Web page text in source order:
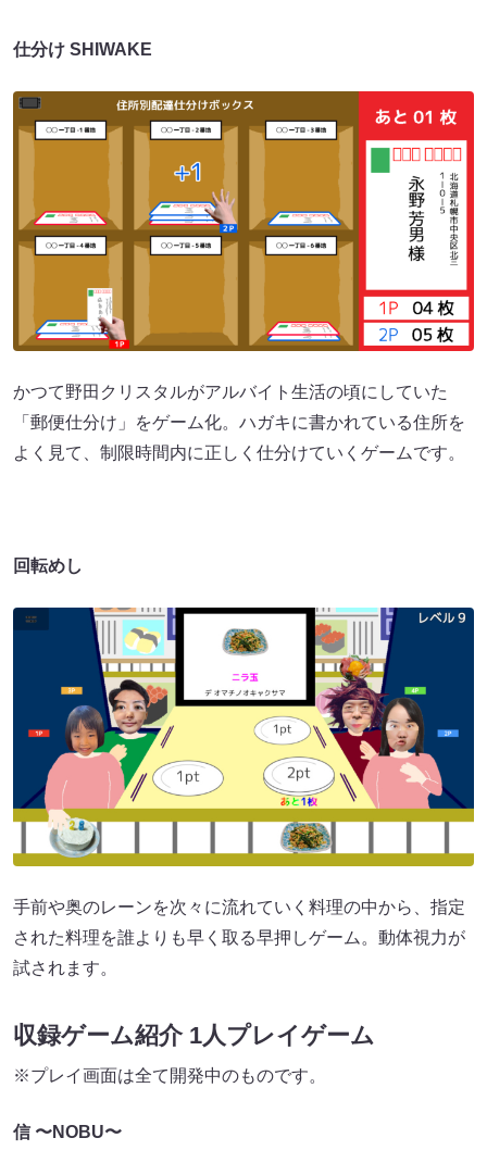
仕分け SHIWAKE
かつて野田クリスタルがアルバイト生活の頃にしていた
「郵便仕分け」をゲーム化。ハガキに書かれている住所を
よく見て、制限時間内に正しく仕分けていくゲームです。
回転めし
手前や奥のレーンを次々に流れていく料理の中から、指定
された料理を誰よりも早く取る早押しゲーム。動体視力が
試されます。
収録ゲーム紹介 1人プレイゲーム
※プレイ画面は全て開発中のものです。
信 〜NOBU〜